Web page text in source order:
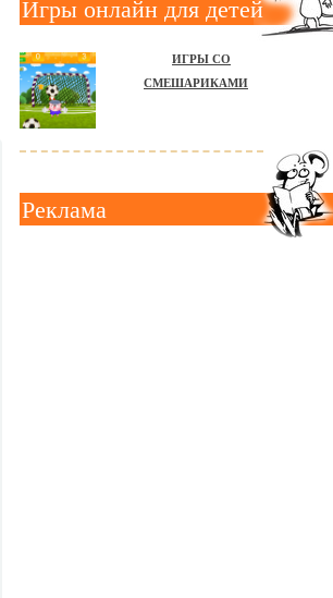
Игры онлайн для детей
ИГРЫ СО
СМЕШАРИКАМИ
Реклама